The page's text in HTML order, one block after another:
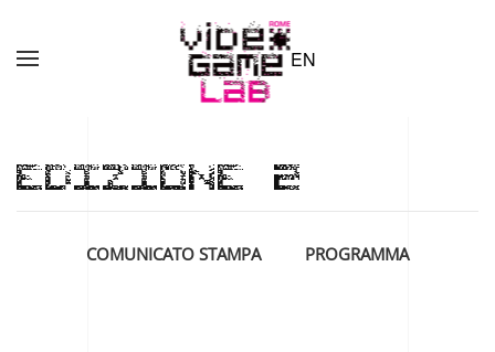
Skip to main content EN
EDIZIONE 2
COMUNICATO STAMPA PROGRAMMA